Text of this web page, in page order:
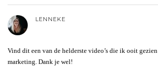
LENNEKE
Vind dit een van de helderste video’s die ik ooit
marketing. Dank je wel!